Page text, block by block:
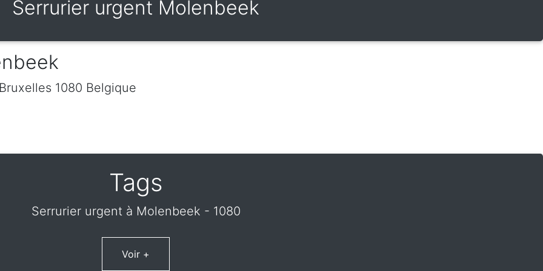
Serrurier urgent Molenbeek
1080 Belgique
Tags
Serrurier urgent à Molenbeek - 1080
Voir +